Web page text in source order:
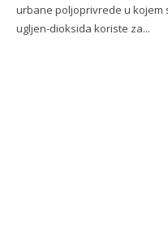
urbane poljoprivrede u kojem
ugljen-dioksida koriste za...